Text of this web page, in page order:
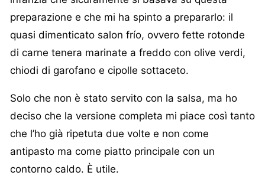
preparazione e che mi ha spinto a prepararlo: il
quasi dimenticato salon frío, ovvero fette rotonde
di carne tenera marinate a freddo con olive verdi,
chiodi di garofano e cipolle sottaceto.
Solo che non è stato servito con la salsa, ma ho
deciso che la versione completa mi piace così tanto
che l’ho già ripetuta due volte e non come
antipasto ma come piatto principale con un
contorno caldo. È utile.